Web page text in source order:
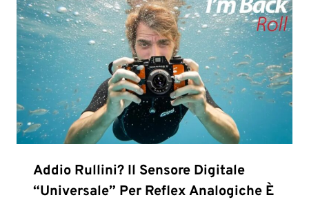
Addio Rullini? Il Sensore Digitale
“universale” Per Reflex Analogiche È